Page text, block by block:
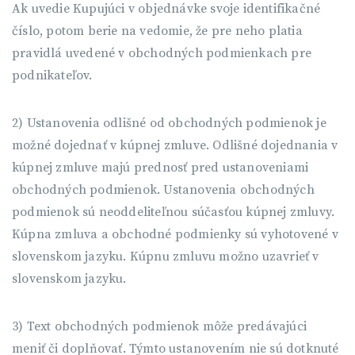
Ak uvedie Kupujúci v objednávke svoje identifikačné
číslo, potom berie na vedomie, že pre neho platia
pravidlá uvedené v obchodných podmienkach pre
podnikateľov.
2) Ustanovenia odlišné od obchodných podmienok je
možné dojednať v kúpnej zmluve. Odlišné dojednania v
kúpnej zmluve majú prednosť pred ustanoveniami
obchodných podmienok. Ustanovenia obchodných
podmienok sú neoddeliteľnou súčasťou kúpnej zmluvy.
Kúpna zmluva a obchodné podmienky sú vyhotovené v
slovenskom jazyku. Kúpnu zmluvu možno uzavrieť v
slovenskom jazyku.
3) Text obchodných podmienok môže predávajúci
meniť či doplňovať. Týmto ustanovením nie sú dotknuté